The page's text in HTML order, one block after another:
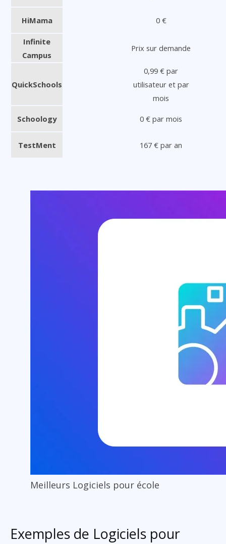
HiMama 0 €
Infinite
Campus
Prix sur demande
QuickSchools
0,99 € par
utilisateur et par
mois
Schoology 0 € par mois
TestMent 167 € par an
Meilleurs Logiciels pour école
Exemples de Logiciels pour